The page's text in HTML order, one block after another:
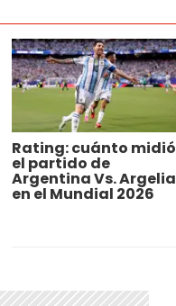
Rating: cuánto midió
el partido de
Argentina Vs. Argelia
en el Mundial 2026